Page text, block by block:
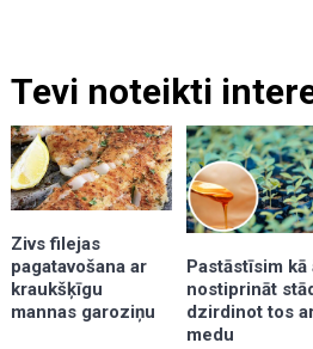
Tevi noteikti
Zivs filejas
pagatavošana ar
kraukšķīgu
mannas garoziņu
Pastāstīsim kā
nostiprināt
dzirdinot tos
medu